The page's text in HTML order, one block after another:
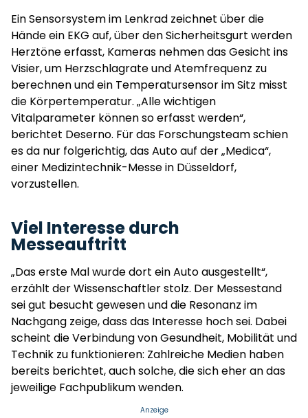
Ein Sensorsystem im Lenkrad zeichnet über die
Hände ein EKG auf, über den Sicherheitsgurt werden
Herztöne erfasst, Kameras nehmen das Gesicht ins
Visier, um Herzschlagrate und Atemfrequenz zu
berechnen und ein Temperatursensor im Sitz misst
die Körpertemperatur. „Alle wichtigen
Vitalparameter können so erfasst werden“,
berichtet Deserno. Für das Forschungsteam schien
es da nur folgerichtig, das Auto auf der „Medica“,
einer Medizintechnik-Messe in Düsseldorf,
vorzustellen.
Viel Interesse durch
Messeauftritt
„Das erste Mal wurde dort ein Auto ausgestellt“,
erzählt der Wissenschaftler stolz. Der Messestand
sei gut besucht gewesen und die Resonanz im
Nachgang zeige, dass das Interesse hoch sei. Dabei
scheint die Verbindung von Gesundheit, Mobilität und
Technik zu funktionieren: Zahlreiche Medien haben
bereits berichtet, auch solche, die sich eher an das
jeweilige Fachpublikum wenden.
Anzeige